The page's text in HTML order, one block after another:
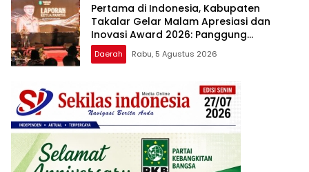
Pertama di Indonesia, Kabupaten
Takalar Gelar Malam Apresiasi dan
Inovasi Award 2026: Panggung
Penghargaan bagi Pelayan Publik
Berprestasi
Daerah Rabu, 5 Agustus 2026